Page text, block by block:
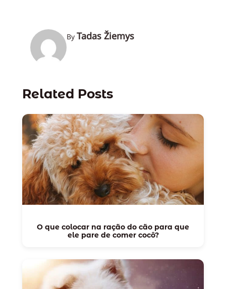
By Tadas Žiemys
Related Posts
O que colocar na ração do cão para que
ele pare de comer cocô?